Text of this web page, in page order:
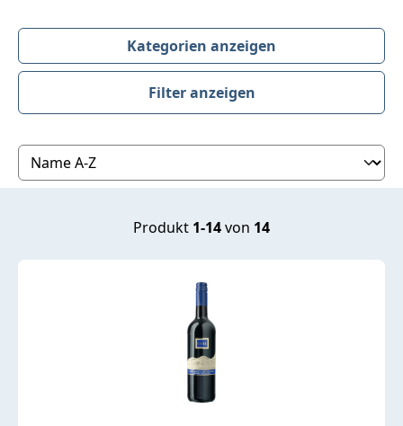
Kategorien anzeigen
Filter anzeigen
Produktübersicht
Produkt 1-14von 14